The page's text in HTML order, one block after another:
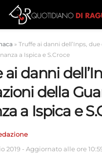
» Truffe ai danni dell’Inps,
a Ispica e S.Croce
ai danni
della
a Ispica e
2019 - Aggiornato alle ore